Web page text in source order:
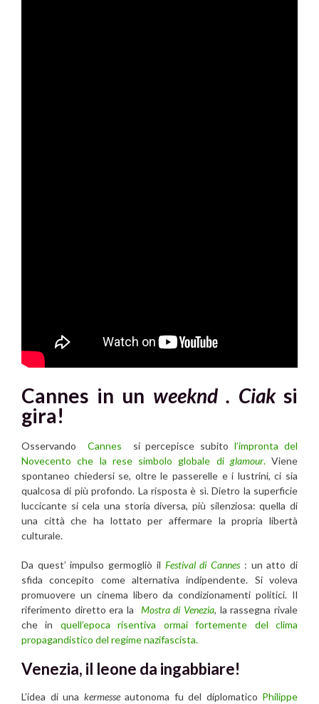
Cannes in un weeknd . Ciaksi
gira!
Osservando Cannes si percepisce subito l’impronta del
Novecento che la rese simbolo globale di glamour.Viene
spontaneo chiedersi se, oltre le passerelle e i lustrini, ci sia
qualcosa di più profondo. La risposta è sì. Dietro la superficie
luccicante si cela una storia diversa, più silenziosa: quella di
una città che ha lottato per affermare la propria libertà
culturale.
Da quest’ impulso germogliò il Festival di Cannes: un atto di
sfida concepito come alternativa indipendente. Si voleva
promuovere un cinema libero da condizionamenti politici. Il
riferimento diretto era la Mostra di Venezia, la rassegna rivale
che in quell’epoca risentiva ormai fortemente del clima
propagandistico del regime nazifascista.
Venezia, il leone da ingabbiare!
L’idea di una kermesseautonoma fu del diplomatico Philippe